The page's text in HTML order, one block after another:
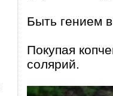
Быть гением
Покупая
солярий.